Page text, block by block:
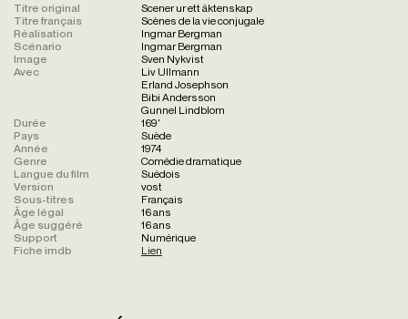
Titre original
Scener ur ett äktenskap
Titre français
Scènes de la vie conjugale
Réalisation
Ingmar Bergman
Scénario
Ingmar Bergman
Image
Sven Nykvist
Avec
Liv Ullmann
Erland Josephson
Bibi Andersson
Gunnel Lindblom
Durée
169'
Pays
Suède
Année
1974
Genre
Comédie dramatique
Langue du film
Suédois
Version
vost
Sous-titres
Français
Âge légal
16 ans
Âge suggéré
16 ans
Support
Numérique
Fiche imdb
Lien